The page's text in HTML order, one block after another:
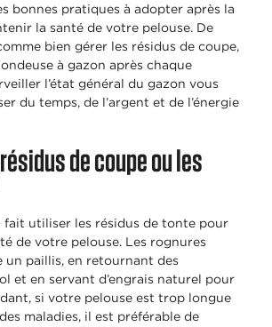
bonnes pratiques à adopter après la
la santé de votre pelouse. De
bien gérer les résidus de coupe,
à gazon après chaque
l’état général du gazon vous
du temps, de l’argent et de l’énergie
de coupe ou les
fait utiliser les résidus de tonte pour
de votre pelouse. Les rognures
un paillis, en retournant des
et en servant d’engrais naturel pour
si votre pelouse est trop longue
maladies, il est préférable de